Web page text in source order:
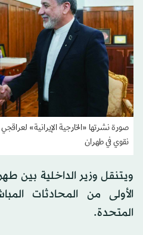
صورة نشرتها «الخارجية الإيرانية»
نقوي في طهران
ويتنقل وزير الداخلية بين
الأولى من المحادثات
المتحدة.